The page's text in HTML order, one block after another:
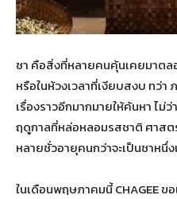
ชา คือสิ่งที่หลายคนคุ้นเคยมาตล
หรือในห้วงเวลาที่เงียบสงบ ทว่
เรื่องราวอีกมากมายให้ค้นหา ไม่
ฤดูกาลที่หล่อหลอมรสชาติ ศาส
หลายชั่วอายุคนกว่าจะเป็นชาห
ในเดือนพฤษภาคมนี้ CHAGEE ข